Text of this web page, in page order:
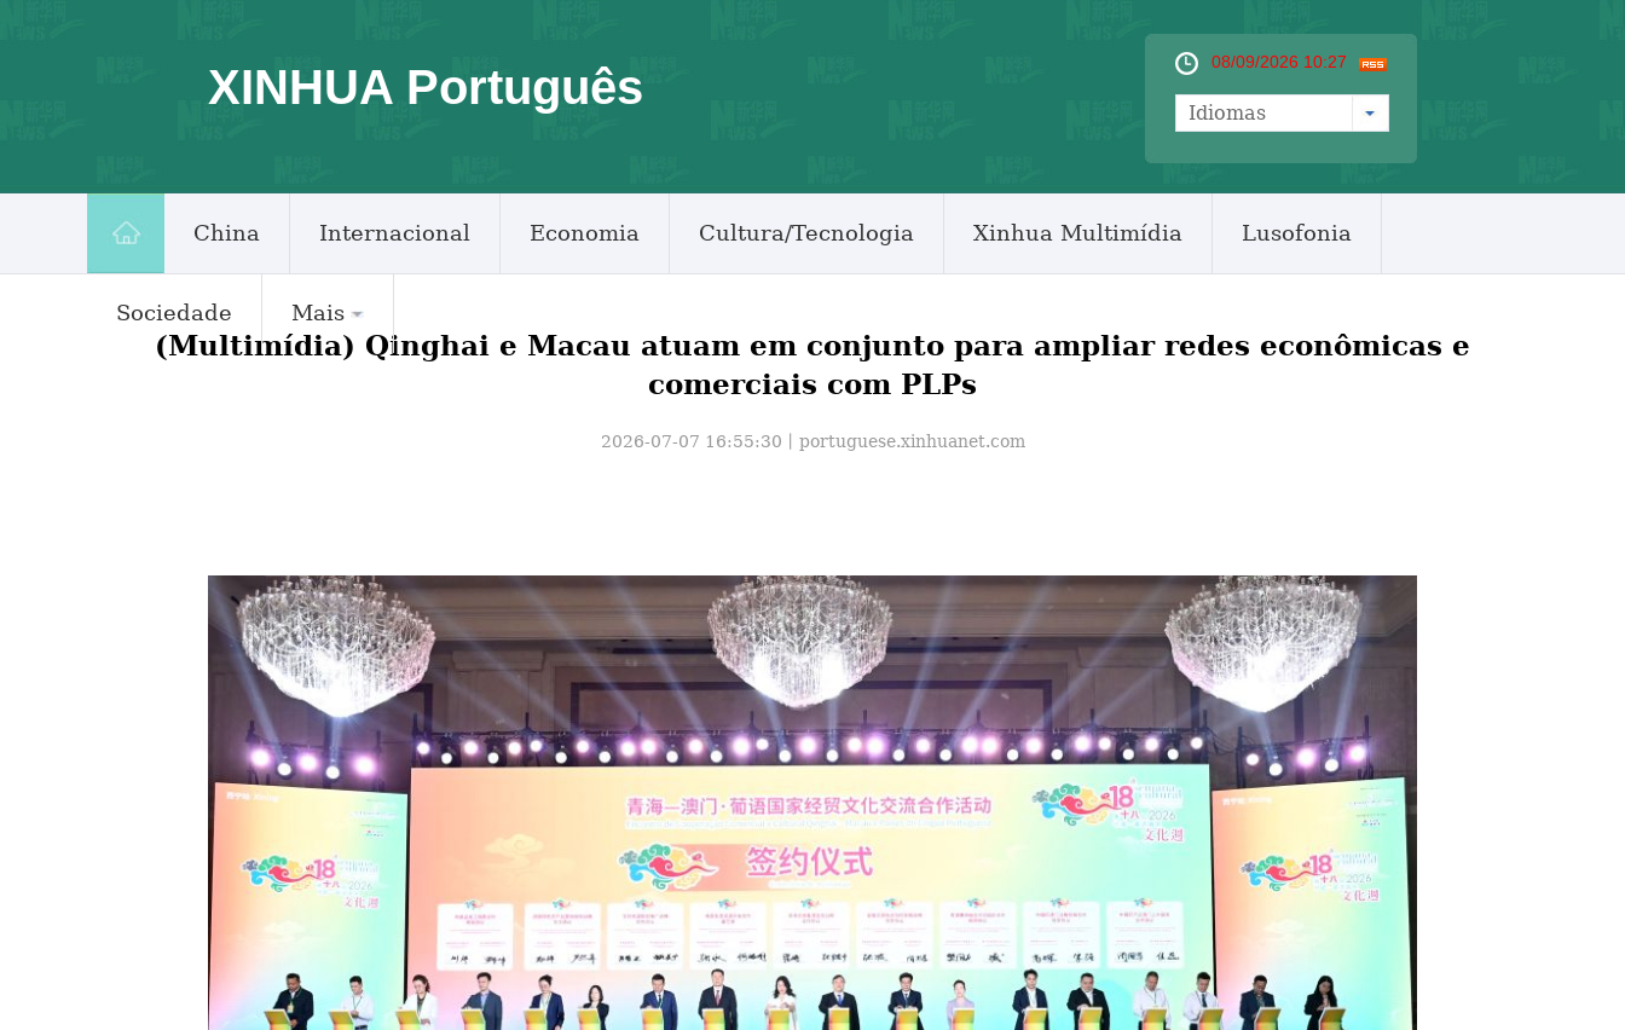
XINHUA Português 08/09/2026 10:27
Idiomas
China Internacional Economia Cultura/Tecnologia Xinhua Multimídia Lusofonia
Sociedade Mais
(Multimídia) Qinghai e Macau atuam em conjunto para ampliar redes econômicas e
comerciais com PLPs
2026-07-07 16:55:30丨 portuguese.xinhuanet.com